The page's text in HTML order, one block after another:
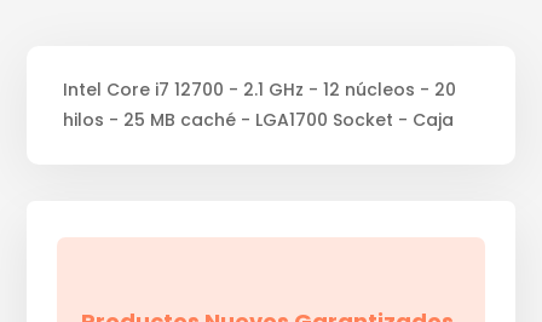
Intel Core i7 12700 - 2.1 GHz - 12 núcleos - 20
hilos - 25 MB caché - LGA1700 Socket - Caja